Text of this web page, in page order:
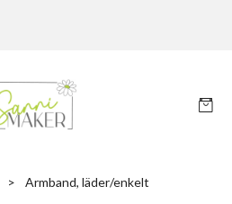
Armband, läder/enkelt